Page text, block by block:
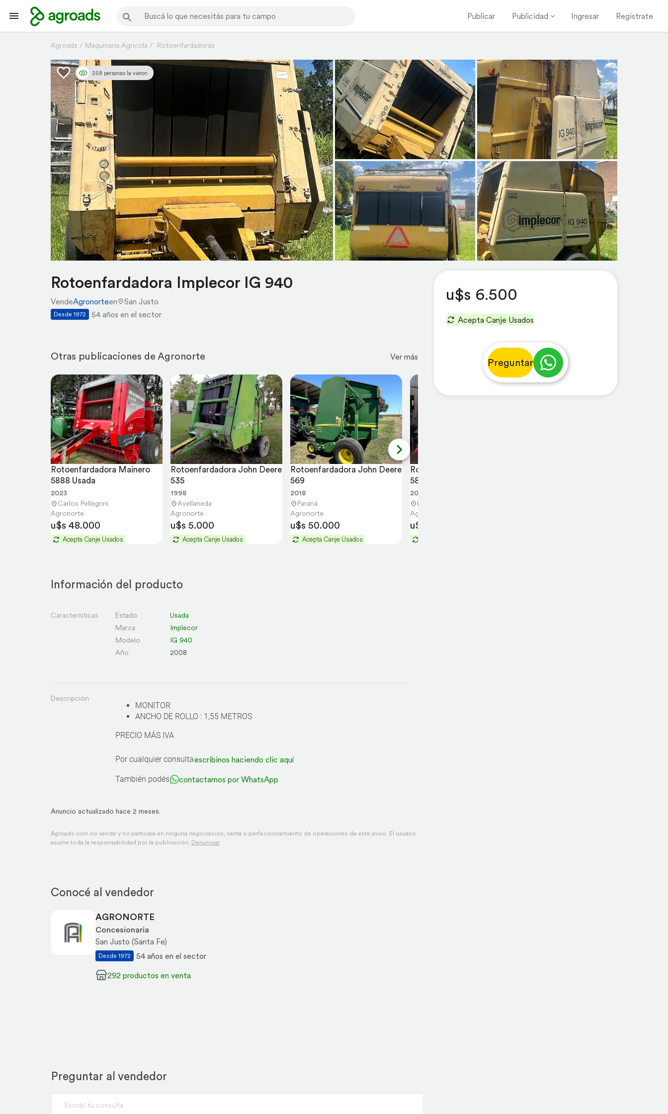
Publicar Publicidad Ingresar Registrate
Agroads Maquinaria Agricola Rotoenfardadoras
258 personas la vieron
Rotoenfardadora Implecor IG 940
VendeAgronorteen San Justo
Desde 1972 54 años en el sector
Otras publicaciones de Agronorte Ver más
Rotoenfardadora Mainero
5888 Usada
2023
Carlos Pellegrini
Agronorte
u$s 48.000
Acepta Canje Usados
Rotoenfardadora John Deere
535
1998
Avellaneda
Agronorte
u$s 5.000
Acepta Canje Usados
Rotoenfardadora John Deere
569
2018
Paraná
Agronorte
u$s 50.000
Acepta Canje Usados
Rotoenfardadora Mainero
5881 Usada
2023
Paraná
Agronorte
u$s 45.000
Información del producto
Características Estado
Usada
Marca
Implecor
Modelo
IG 940
Año
2008
Descripción
MONITOR
ANCHO DE ROLLO : 1,55 METROS
PRECIO MÁS IVA
Por cualquier consultaescribinos haciendo clic aquí
También podés contactarnos por WhatsApp
Anuncio actualizado hace 2 meses.
Agroads.com no vende y no participa en ninguna negociación, venta o perfeccionamiento de operaciones de este aviso. El usuario
asume toda la responsabilidad por la publicación. Denunciar
Conocé al vendedor
AGRONORTE
Concesionaria
San Justo (Santa Fe)
Desde 1972
54 años en el sector
292 productos en venta
u$s 6.500
Acepta Canje Usados
Preguntar
Preguntar al vendedor